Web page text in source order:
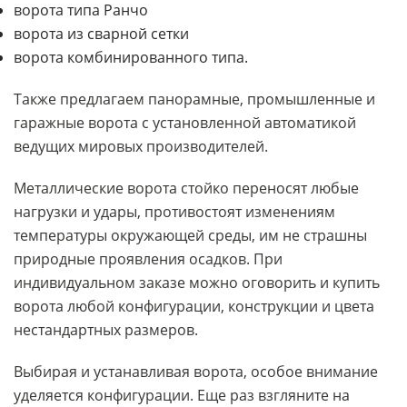
ворота типа Ранчо
ворота из сварной сетки
ворота комбинированного типа.
Также предлагаем панорамные, промышленные и
гаражные ворота с установленной автоматикой
ведущих мировых производителей.
Металлические ворота стойко переносят любые
нагрузки и удары, противостоят изменениям
температуры окружающей среды, им не страшны
природные проявления осадков. При
индивидуальном заказе можно оговорить и купить
ворота любой конфигурации, конструкции и цвета
нестандартных размеров.
Выбирая и устанавливая ворота, особое внимание
уделяется конфигурации. Еще раз взгляните на